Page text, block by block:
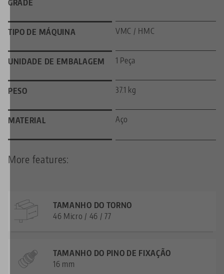
GRADE
TIPO DE MÁQUINA VMC / HMC
UNIDADE DE EMBALAGEM 1 Peça
PESO 37.1 kg
MATERIAL Aço
More features:
TAMANHO DO TORNO
46 Micro / 46 / 77
TAMANHO DO PINO DE FIXAÇÃO
16 mm